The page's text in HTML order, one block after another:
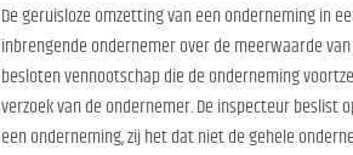
De geruisloze omzetting van een onderneming in
inbrengende ondernemer over de meerwaarde
besloten vennootschap die de onderneming
verzoek van de ondernemer. De inspecteur beslist
een onderneming, zij het dat niet de gehele